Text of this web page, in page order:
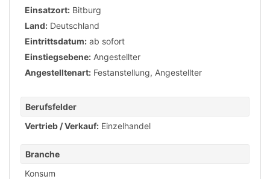
Einsatzort: Bitburg
Land: Deutschland
Eintrittsdatum: ab sofort
Einstiegsebene: Angestellter
Angestelltenart: Festanstellung, Angestellter
Berufsfelder
Vertrieb / Verkauf: Einzelhandel
Branche
Konsum